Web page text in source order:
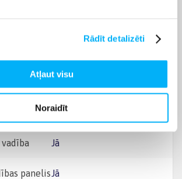
Rādīt detalizēti
Atļaut visu
Noraidīt
pa tālruni Jā
Jā
panelis Jā